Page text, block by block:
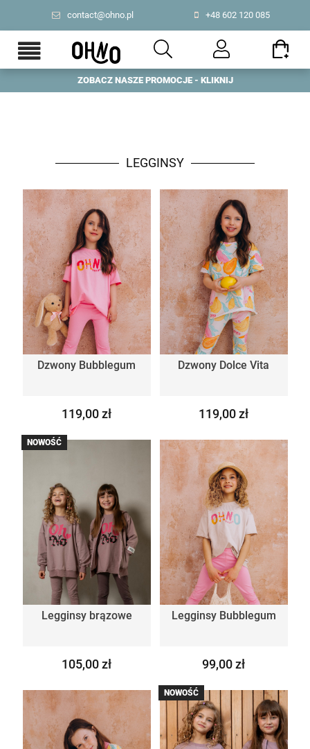
contact@ohno.pl +48 602 120 085
ZOBACZ NASZE PROMOCJE - KLIKNIJ
LEGGINSY
Dzwony Bubblegum
119,00 zł
Dzwony Dolce Vita
119,00 zł
Legginsy brązowe
105,00 zł
NOWOŚĆ
Legginsy Bubblegum
99,00 zł
NOWOŚĆ